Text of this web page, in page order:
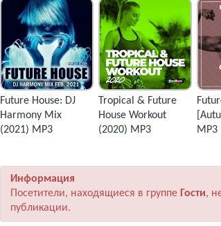
Future House: DJ
Harmony Mix
(2021) MP3
Tropical & Future
House Workout
(2020) MP3
MP3
Информация
Посетители, находящиеся в группе Гости,
публикации.